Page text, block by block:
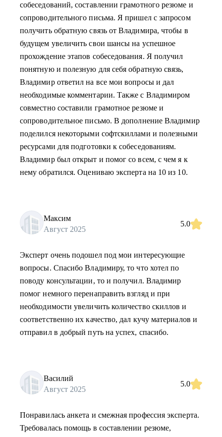
собеседований, составлении грамотного резюме и
сопроводительного письма. Я пришел с запросом
получить обратную связь от Владимира, чтобы в
будущем увеличить свои шансы на успешное
прохождение этапов собеседования. Я получил
понятную и полезную для себя обратную связь,
Владимир ответил на все мои вопросы и дал
необходимые комментарии. Также с Владимиром
совместно составили грамотное резюме и
сопроводительное письмо. В дополнение Владимир
поделился некоторыми софтскиллами и полезными
ресурсами для подготовки к собеседованиям.
Владимир был открыт и помог со всем, с чем я к
нему обратился. Оцениваю эксперта на 10 из 10.
Максим
Август 2025
5.0
Эксперт очень подошел под мои интересующие
вопросы. Спасибо Владимиру, то что хотел по
поводу консультации, то и получил. Владимир
помог немного перенаправить взгляд и при
необходимости увеличить количество скиллов и
соответственно их качество, дал кучу материалов и
отправил в добрый путь на успех, спасибо.
Василий
Август 2025
5.0
Понравилась анкета и смежная профессия эксперта.
Требовалась помощь в составлении резюме,